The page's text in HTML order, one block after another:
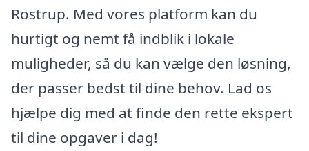
Rostrup. Med vores platform kan du
hurtigt og nemt få indblik i lokale
muligheder, så du kan vælge den løsning,
der passer bedst til dine behov. Lad os
hjælpe dig med at finde den rette ekspert
til dine opgaver i dag!